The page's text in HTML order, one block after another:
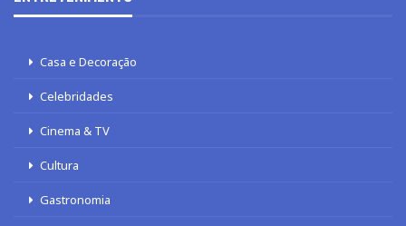
Casa e Decoração
Celebridades
Cinema & TV
Cultura
Gastronomia